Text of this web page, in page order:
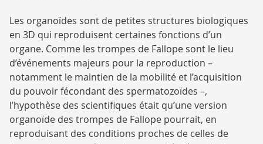
Les organoïdes sont de petites structures biologiques
en 3D qui reproduisent certaines fonctions d’un
organe. Comme les trompes de Fallope sont le lieu
d’événements majeurs pour la reproduction –
notamment le maintien de la mobilité et l’acquisition
du pouvoir fécondant des spermatozoïdes –,
l’hypothèse des scientifiques était qu’une version
organoïde des trompes de Fallope pourrait, en
reproduisant des conditions proches de celles de